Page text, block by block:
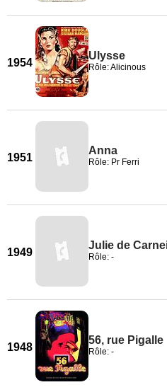
1954
Ulysse
Rôle: Alicinous
1951
Anna
Rôle: Pr Ferri
1949
Julie de
Rôle: -
1948
56, rue Pigalle
Rôle: -